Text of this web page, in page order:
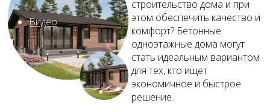
Видео
строительство дома и при
этом обеспечить качество и
комфорт? Бетонные
одноэтажные дома могут
стать идеальным вариантом
для тех, кто ищет
экономичное и быстрое
решение.